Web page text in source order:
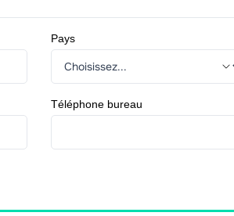
Pays
Téléphone bureau